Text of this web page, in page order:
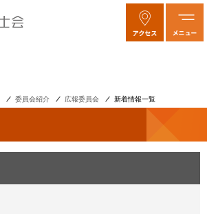
委員会紹介 広報委員会 新着情報一覧